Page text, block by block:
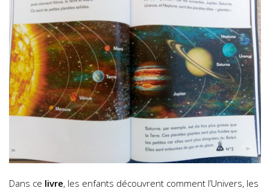
Dans ce livre, les enfants découvrent comment l’Univers, les